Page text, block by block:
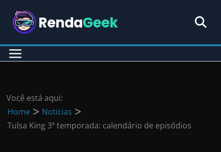
para
conteúdo
Você está aqui:
Home
Noticias
Tulsa King 3ª temporada: calendário de episódios